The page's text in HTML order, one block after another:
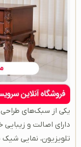
یکی از سبک‌های
دارای اصالت و
تلویزیون، نمایی